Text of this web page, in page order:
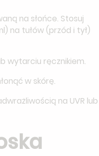
na słońce. Stosuj
na tułów (przód i tył)
wytarciu ręcznikiem.
w skórę.
na UVR lub